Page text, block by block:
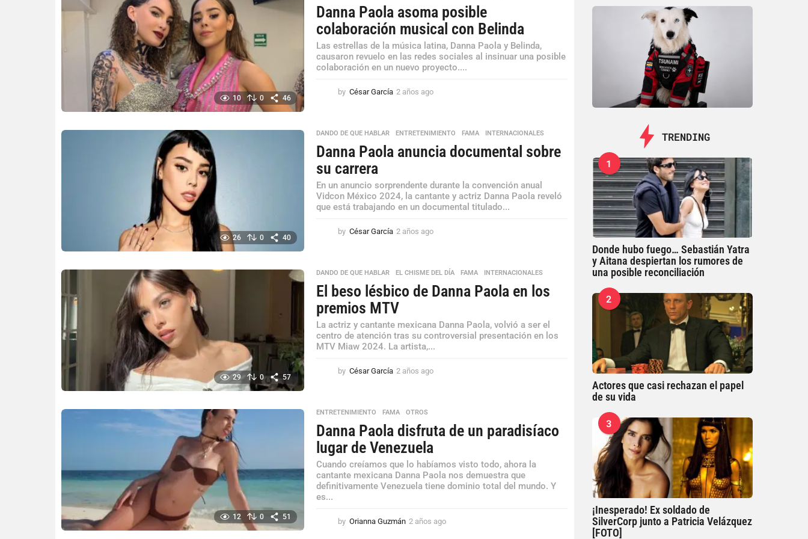
10 0 46
Danna Paola asoma posible
colaboración musical con Belinda
Las estrellas de la música latina, Danna Paola y Belinda,
causaron revuelo en las redes sociales al insinuar una posible
colaboración en un nuevo proyecto....
by César García 2 años ago
s
a
g
26 0 40
DANDO DE QUE HABLAR ,ENTRETENIMIENTO ,FAMA ,INTERNACIONALES
Danna Paola anuncia documental sobre
su carrera
En un anuncio sorprendente durante la convención anual
Vidcon México 2024, la cantante y actriz Danna Paola reveló
que está trabajando en un documental titulado...
by César García 2 años ago
s
a
29 0 57
DANDO DE QUE HABLAR ,EL CHISME DEL DÍA ,FAMA ,INTERNACIONALES
El beso lésbico de Danna Paola en los
premios MTV
La actriz y cantante mexicana Danna Paola, volvió a ser el
centro de atención tras su controversial presentación en los
MTV Miaw 2024. La artista,...
by César García 2 años ago
a
12 0 51
ENTRETENIMIENTO ,FAMA ,OTROS
Danna Paola disfruta de un paradisíaco
lugar de Venezuela
Cuando creíamos que lo habíamos visto todo, ahora la
cantante mexicana Danna Paola nos demuestra que
definitivamente Venezuela tiene dominio total del mundo. Y
es...
by Orianna Guzmán 2 años ago
TRENDING
1
Donde hubo fuego… Sebastián Yatra
y Aitana despiertan los rumores de
una posible reconciliación
2
Actores que casi rechazan el papel
de su vida
3
¡Inesperado! Ex soldado de
SilverCorp junto a Patricia Velázquez
[FOTO]